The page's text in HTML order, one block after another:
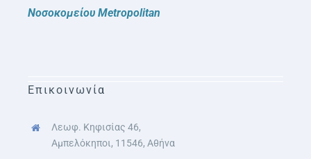
Νοσοκομείου Metropolitan
Επικοινωνία
Λεωφ. Κηφισίας 46,
Αμπελόκηποι, 11546, Αθήνα